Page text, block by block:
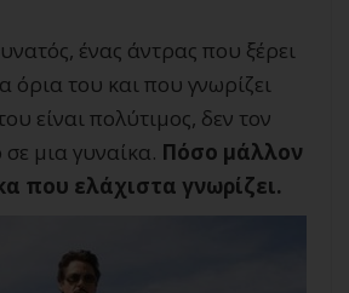
ένας άντρας που ξέρει
όρια του και που γνωρίζει
είναι πολύτιμος, δεν τον
μια γυναίκα. Πόσο μάλλον
που ελάχιστα γνωρίζει.